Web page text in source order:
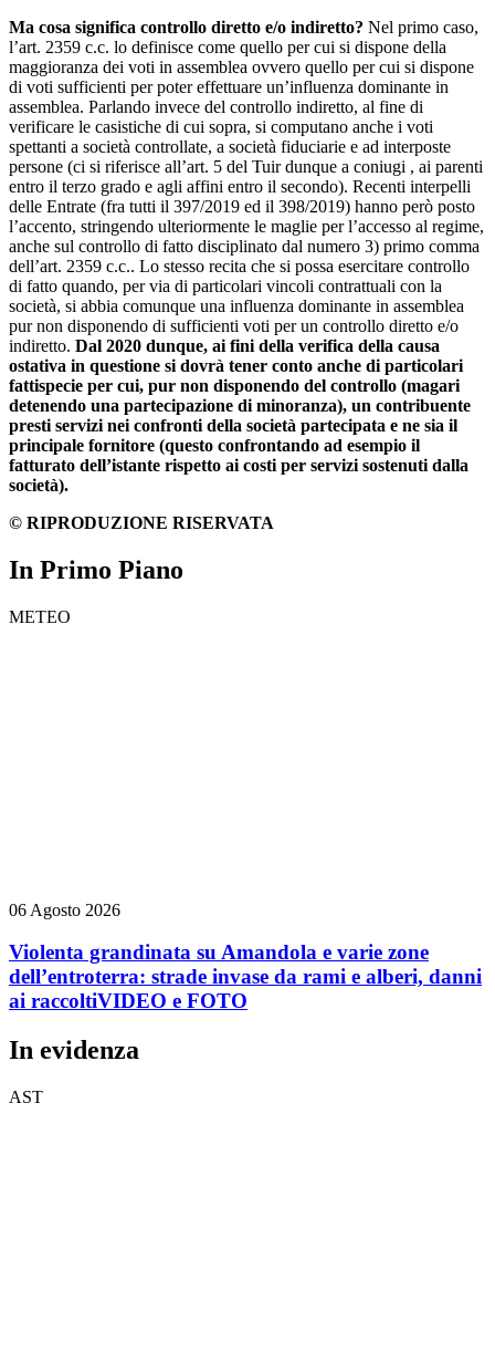
Ma cosa significa controllo diretto e/o indiretto? Nel primo caso,
l’art. 2359 c.c. lo definisce come quello per cui si dispone della
maggioranza dei voti in assemblea ovvero quello per cui si dispone
di voti sufficienti per poter effettuare un’influenza dominante in
assemblea. Parlando invece del controllo indiretto, al fine di
verificare le casistiche di cui sopra, si computano anche i voti
spettanti a società controllate, a società fiduciarie e ad interposte
persone (ci si riferisce all’art. 5 del Tuir dunque a coniugi , ai parenti
entro il terzo grado e agli affini entro il secondo). Recenti interpelli
delle Entrate (fra tutti il 397/2019 ed il 398/2019) hanno però posto
l’accento, stringendo ulteriormente le maglie per l’accesso al regime,
anche sul controllo di fatto disciplinato dal numero 3) primo comma
dell’art. 2359 c.c.. Lo stesso recita che si possa esercitare controllo
di fatto quando, per via di particolari vincoli contrattuali con la
società, si abbia comunque una influenza dominante in assemblea
pur non disponendo di sufficienti voti per un controllo diretto e/o
indiretto. Dal 2020 dunque, ai fini della verifica della causa
ostativa in questione si dovrà tener conto anche di particolari
fattispecie per cui, pur non disponendo del controllo (magari
detenendo una partecipazione di minoranza), un contribuente
presti servizi nei confronti della società partecipata e ne sia il
principale fornitore (questo confrontando ad esempio il
fatturato dell’istante rispetto ai costi per servizi sostenuti dalla
società).
© RIPRODUZIONE RISERVATA
In Primo Piano
METEO
06 Agosto 2026
Violenta grandinata su Amandola e varie zone
dell’entroterra: strade invase da rami e alberi, danni
ai raccoltiVIDEO e FOTO
In evidenza
AST